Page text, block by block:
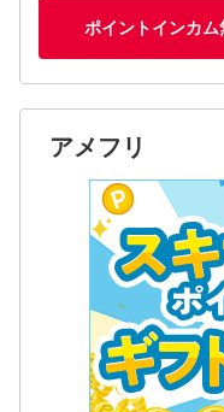
ポイントインカム
アメフリ